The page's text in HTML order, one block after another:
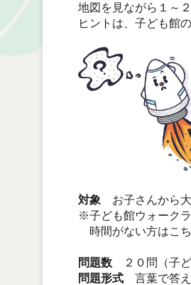
地図を見ながら１～
ヒントは、子ども館
対象 お子さんから
※子ども館ウォーク
時間がない方はこち
問題数 ２０問（子ど
問題形式 言葉で答え